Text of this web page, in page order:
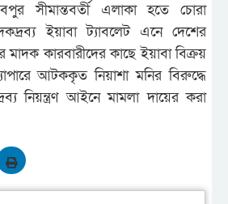
সীমান্তবর্তী এলাকা হতে চোরা
ইয়াবা ট্যাবলেট এনে দেশের
মাদক কারবারীদের কাছে ইয়াবা বিক্রয়
আটককৃত নিয়াশা মনির বিরুদ্ধে
নিয়ন্ত্রণ আইনে মামলা দায়ের করা